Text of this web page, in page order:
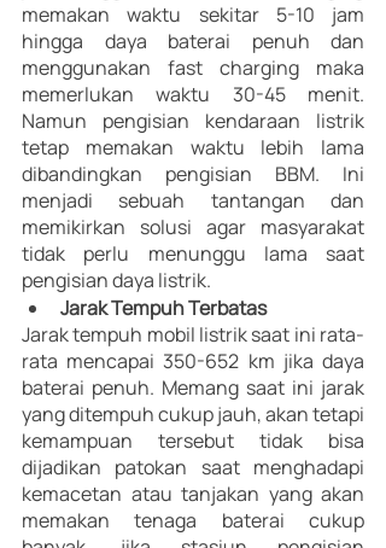
memakan waktu sekitar 5-10 jam
hingga daya baterai penuh dan
menggunakan fast charging maka
memerlukan waktu 30-45 menit.
Namun pengisian kendaraan listrik
tetap memakan waktu lebih lama
dibandingkan pengisian BBM. Ini
menjadi sebuah tantangan dan
memikirkan solusi agar masyarakat
tidak perlu menunggu lama saat
pengisian daya listrik.
Jarak Tempuh Terbatas
Jarak tempuh mobil listrik saat ini rata-
rata mencapai 350-652 km jika daya
baterai penuh. Memang saat ini jarak
yang ditempuh cukup jauh, akan tetapi
kemampuan tersebut tidak bisa
dijadikan patokan saat menghadapi
kemacetan atau tanjakan yang akan
memakan tenaga baterai cukup